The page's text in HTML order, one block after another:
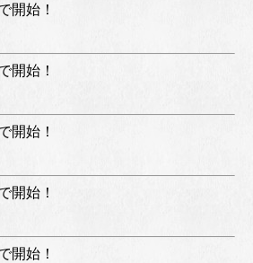
開始！
開始！
開始！
開始！
開始！